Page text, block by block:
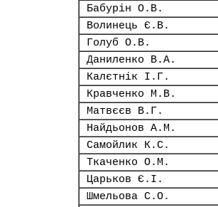
Бабурін О.В.
Волинець Є.В.
Голуб О.В.
Даниленко В.А.
Калєтнік І.Г.
Кравченко М.В.
Матвєєв В.Г.
Найдьонов А.М.
Самойлик К.С.
Ткаченко О.М.
Царьков Є.І.
Шмельова С.О.